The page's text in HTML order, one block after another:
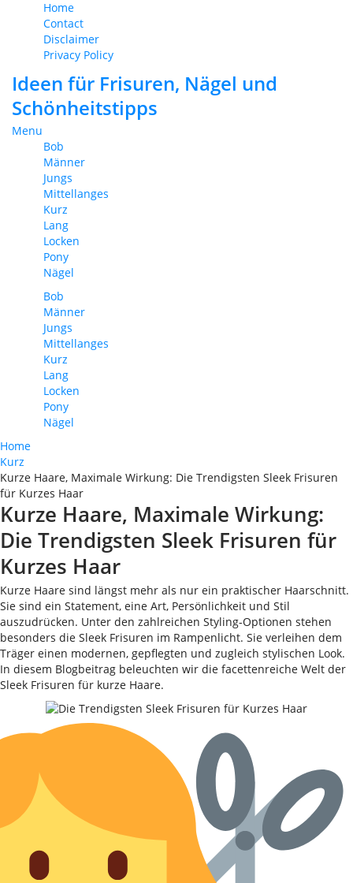
Home
Contact
Disclaimer
Privacy Policy
Ideen für Frisuren, Nägel und
Schönheitstipps
Menu
Bob
Männer
Jungs
Mittellanges
Kurz
Lang
Locken
Pony
Nägel
Bob
Männer
Jungs
Mittellanges
Kurz
Lang
Locken
Pony
Nägel
Home
Kurz
Kurze Haare, Maximale Wirkung: Die Trendigsten Sleek Frisuren
für Kurzes Haar
Kurze Haare, Maximale Wirkung:
Die Trendigsten Sleek Frisuren für
Kurzes Haar
Kurze Haare sind längst mehr als nur ein praktischer Haarschnitt.
Sie sind ein Statement, eine Art, Persönlichkeit und Stil
auszudrücken. Unter den zahlreichen Styling-Optionen stehen
besonders die Sleek Frisuren im Rampenlicht. Sie verleihen dem
Träger einen modernen, gepflegten und zugleich stylischen Look.
In diesem Blogbeitrag beleuchten wir die facettenreiche Welt der
Sleek Frisuren für kurze Haare.